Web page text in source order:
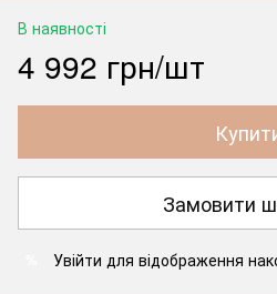
В наявності
4 992 грн/шт
Замовити
Увійти для відображення